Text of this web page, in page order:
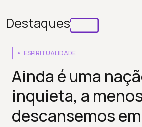
Destaques
ESPIRITUALIDADE
Ainda é uma
inquieta, a
descansemos